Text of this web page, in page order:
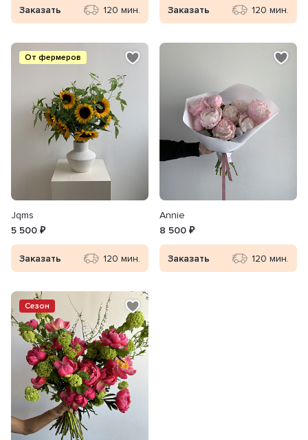
Заказать 120 мин. Заказать 120 мин.
От фермеров
Jqms
5 500 ₽
Заказать 120 мин.
Annie
8 500 ₽
Заказать 120 мин.
Сезон